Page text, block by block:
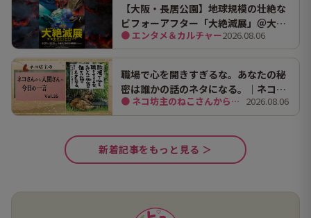
【大阪・長居公園】地球規模の壮絶な
ビフォーアフター「大絶滅展」＠大阪
市立自然史博物館
● エンタメ＆カルチャー2026.08.06
職場で心を開きすぎるな。あなたの秘
密は誰かの話のネタになる。｜ネコ坊
主の今日の一言 Vol.35● ネコ坊主のねこさんから人間さんへ今日の一言 2026.08.06
新着記事をもっと見る ＞